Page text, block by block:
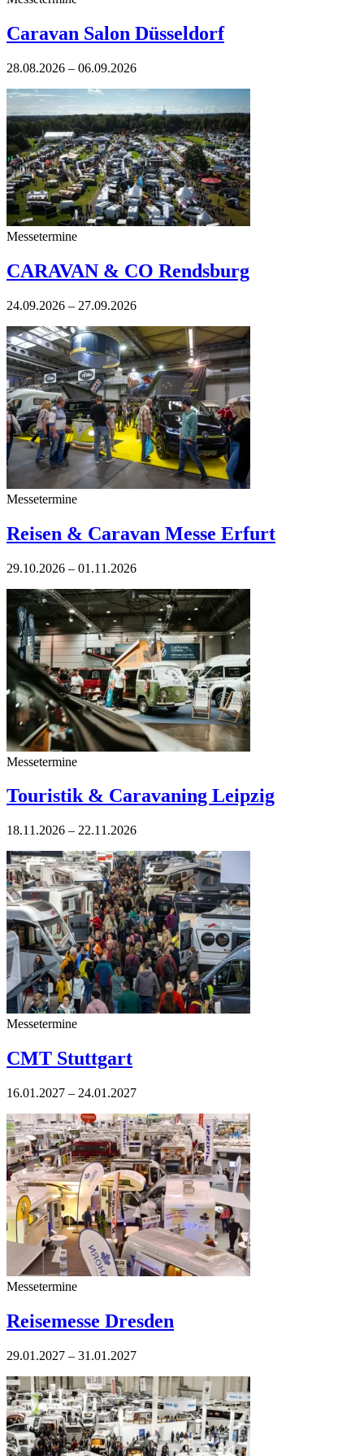
Caravan Salon Düsseldorf
28.08.2026 – 06.09.2026
Messetermine
CARAVAN & CO Rendsburg
24.09.2026 – 27.09.2026
Messetermine
Reisen & Caravan Messe Erfurt
29.10.2026 – 01.11.2026
Messetermine
Touristik & Caravaning Leipzig
18.11.2026 – 22.11.2026
Messetermine
CMT Stuttgart
16.01.2027 – 24.01.2027
Messetermine
Reisemesse Dresden
29.01.2027 – 31.01.2027